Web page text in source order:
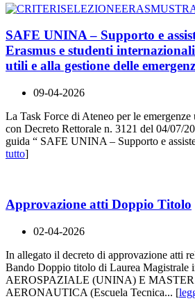
SAFE UNINA – Supporto e
Erasmus e studenti
utili e alla gestione delle
09-04-2026
La Task Force di Ateneo per le
con Decreto Rettorale n. 3121 del 04/07/
guida “ SAFE UNINA – Supporto e
tutto]
Approvazione atti Doppio Titolo
02-04-2026
In allegato il decreto di approvazione atti
Bando Doppio titolo di Laurea
AEROSPAZIALE (UNINA) E
AERONAUTICA (Escuela Tecnica... [